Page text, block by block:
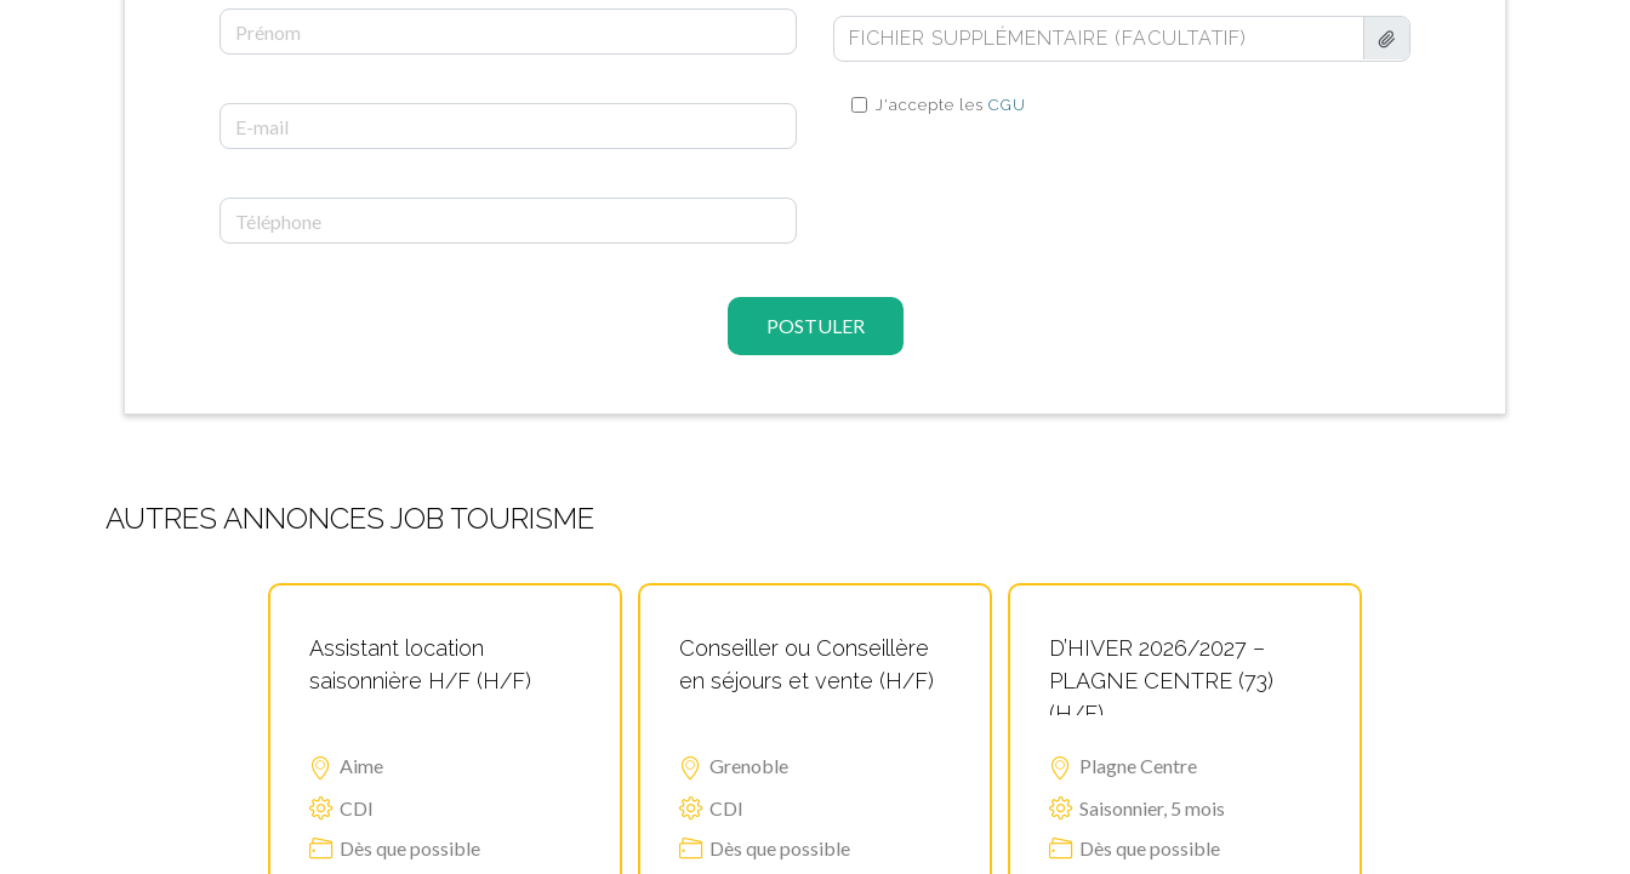
FICHIER SUPPLÉMENTAIRE (FACULTATIF)
J'accepte les CGU
POSTULER
AUTRES ANNONCES JOB TOURISME
Assistant location
saisonnière H/F (H/F)
Aime
CDI
Dès que possible
Conseiller ou Conseillère
en séjours et vente (H/F)
Grenoble
CDI
Dès que possible
D’HIVER 2026/2027 –
PLAGNE CENTRE (73)
(H/F)
Plagne Centre
Saisonnier, 5 mois
Dès que possible